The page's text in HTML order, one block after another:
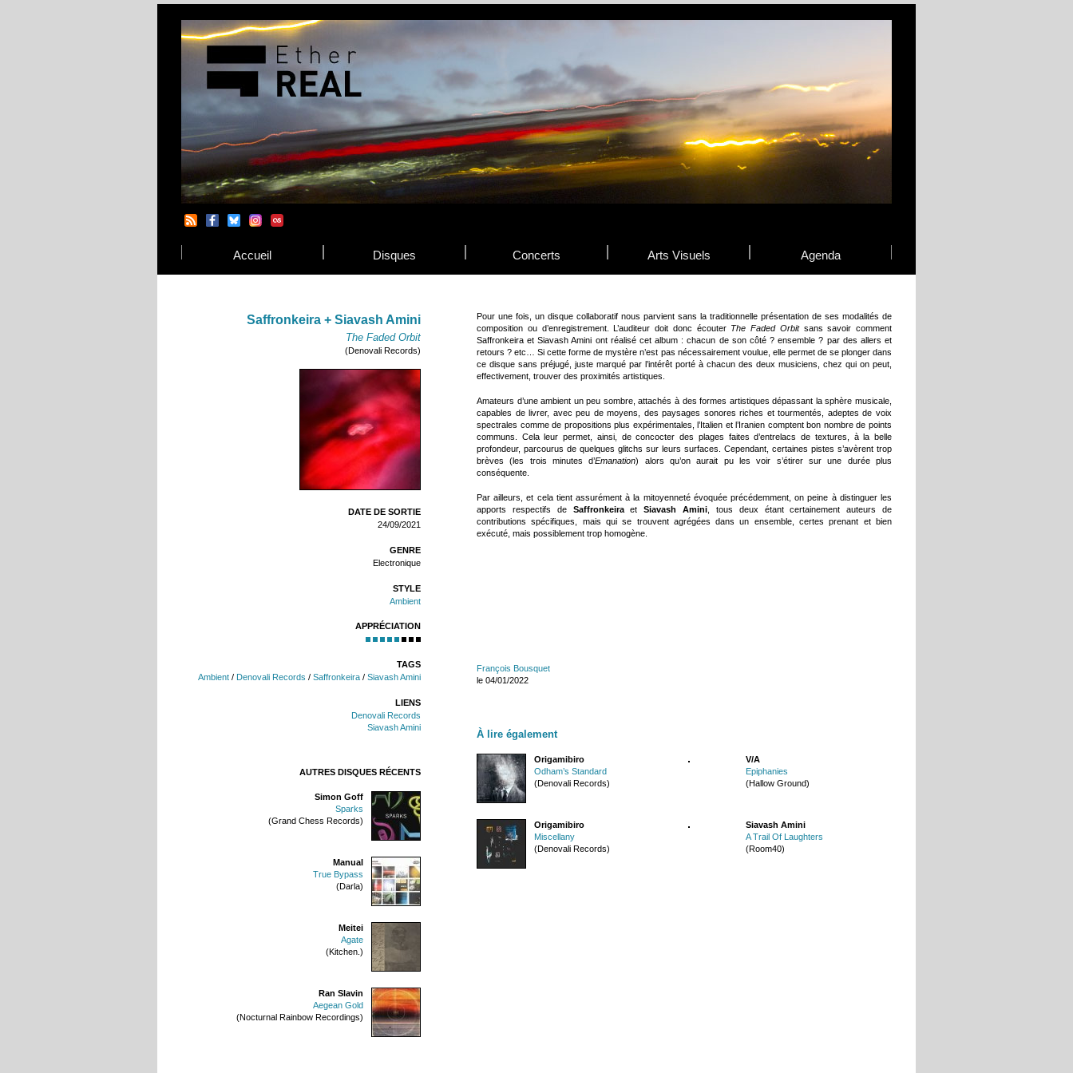
Accueil Disques Concerts Arts Visuels Agenda
Saffronkeira + Siavash Amini
The Faded Orbit
(Denovali Records)
DATE DE SORTIE
24/09/2021
GENRE
Electronique
STYLE
Ambient
APPRÉCIATION
TAGS
Ambient / Denovali Records / Saffronkeira / Siavash Amini
LIENS
Denovali Records
Siavash Amini
AUTRES DISQUES RÉCENTS
Simon Goff
Sparks
(Grand Chess Records)
Manual
True Bypass
(Darla)
Meitei
Agate
(Kitchen.)
Ran Slavin
Aegean Gold
(Nocturnal Rainbow Recordings)
Pour une fois, un disque collaboratif nous parvient sans la traditionnelle présentation de ses modalités de
composition ou d’enregistrement. L’auditeur doit donc écouter The Faded Orbitsans savoir comment
Saffronkeira et Siavash Amini ont réalisé cet album : chacun de son côté ? ensemble ? par des allers et
retours ? etc… Si cette forme de mystère n’est pas nécessairement voulue, elle permet de se plonger dans
ce disque sans préjugé, juste marqué par l’intérêt porté à chacun des deux musiciens, chez qui on peut,
effectivement, trouver des proximités artistiques.
Amateurs d’une ambient un peu sombre, attachés à des formes artistiques dépassant la sphère musicale,
capables de livrer, avec peu de moyens, des paysages sonores riches et tourmentés, adeptes de voix
spectrales comme de propositions plus expérimentales, l’Italien et l’Iranien comptent bon nombre de points
communs. Cela leur permet, ainsi, de concocter des plages faites d’entrelacs de textures, à la belle
profondeur, parcourus de quelques glitchs sur leurs surfaces. Cependant, certaines pistes s’avèrent trop
brèves (les trois minutes d’Emanation) alors qu’on aurait pu les voir s’étirer sur une durée plus
conséquente.
Par ailleurs, et cela tient assurément à la mitoyenneté évoquée précédemment, on peine à distinguer les
apports respectifs de SaffronkeiraetSiavash Amini , tous deux étant certainement auteurs de
contributions spécifiques, mais qui se trouvent agrégées dans un ensemble, certes prenant et bien
exécuté, mais possiblement trop homogène.
François Bousquet
le 04/01/2022
À lire également
Origamibiro
Odham’s Standard
(Denovali Records)
V/A
Epiphanies
(Hallow Ground)
Origamibiro
Miscellany
(Denovali Records)
Siavash Amini
A Trail Of Laughters
(Room40)